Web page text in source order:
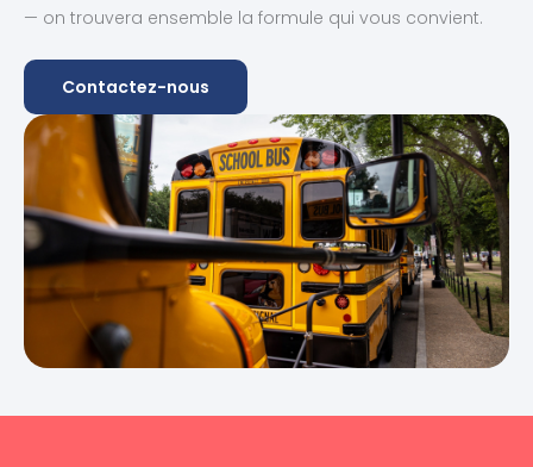
— on trouvera ensemble la formule qui vous convient.
Contactez-nous